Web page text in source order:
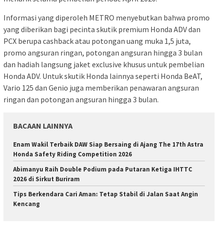
Informasi yang diperoleh METRO menyebutkan bahwa promo
yang diberikan bagi pecinta skutik premium Honda ADV dan
PCX berupa cashback atau potongan uang muka 1,5 juta,
promo angsuran ringan, potongan angsuran hingga 3 bulan
dan hadiah langsung jaket exclusive khusus untuk pembelian
Honda ADV. Untuk skutik Honda lainnya seperti Honda BeAT,
Vario 125 dan Genio juga memberikan penawaran angsuran
ringan dan potongan angsuran hingga 3 bulan.
BACAAN LAINNYA
Enam Wakil Terbaik DAW Siap Bersaing di Ajang The 17th Astra
Honda Safety Riding Competition 2026
Abimanyu Raih Double Podium pada Putaran Ketiga IHTTC
2026 di Sirkut Buriram
Tips Berkendara Cari Aman: Tetap Stabil di Jalan Saat Angin
Kencang